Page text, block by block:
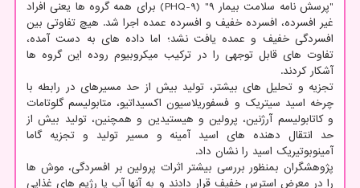
"پرسش نامه سلامت بیمار ۹" (PHQ-9) برای همه گروه ها یعنی افراد
غیر افسرده، افسرده خفیف و افسرده عمده اجرا شد. هیچ تفاوتی بین
افسردگی خفیف و عمده یافت نشد؛ اما داده های به دست آمده،
تفاوت های قابل توجهی را در ترکیب میکروبیوم روده این گروه ها
آشکار کردند.
تجزیه و تحلیل های بیشتر، تولید بیش از حد مسیرهای در رابطه با
چرخه اسید سیتریک و فسفوریلاسیون اکسیداتیو، متابولیسم گلوتامات
و کاتابولیسم آرژنین، پرولین و هیستیدین و همچنین، تولید بیش از
حد انتقال دهنده های اسید آمینه و مسیر تولید و تجزیه گاما
آمینوبوتیریک اسید را نشان داد.
پژوهشگران بمنظور بررسی بیشتر اثرات پرولین بر افسردگی، موش ها
را در معرض استرس خفیف قرار دادند و به آنها آب یا رژیم های غذایی